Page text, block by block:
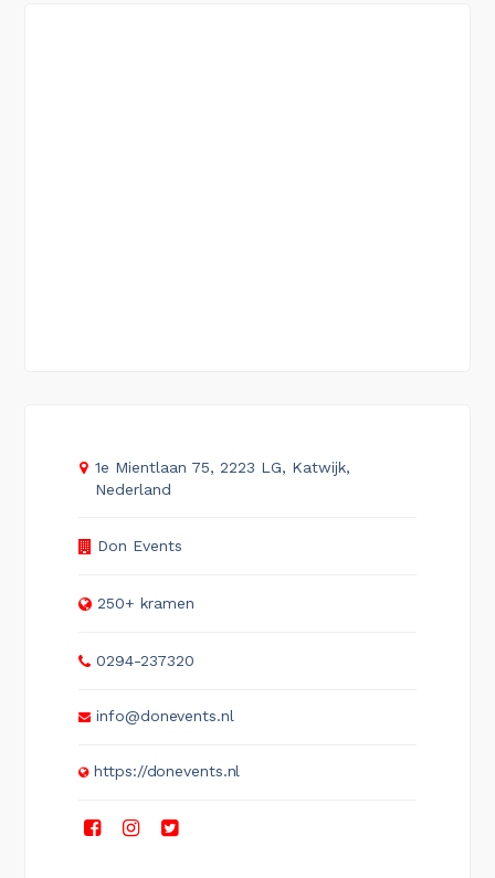
1e Mientlaan 75, 2223 LG, Katwijk,
Nederland
Don Events
250+ kramen
0294-237320
info@donevents.nl
https://donevents.nl